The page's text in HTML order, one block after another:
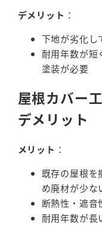
デメリット ：
下地が劣化し
耐用年数が短
塗装が必要
屋根カバー
デメリット
メリット ：
既存の屋根を
め廃材が少な
断熱性・遮音
耐用年数が長